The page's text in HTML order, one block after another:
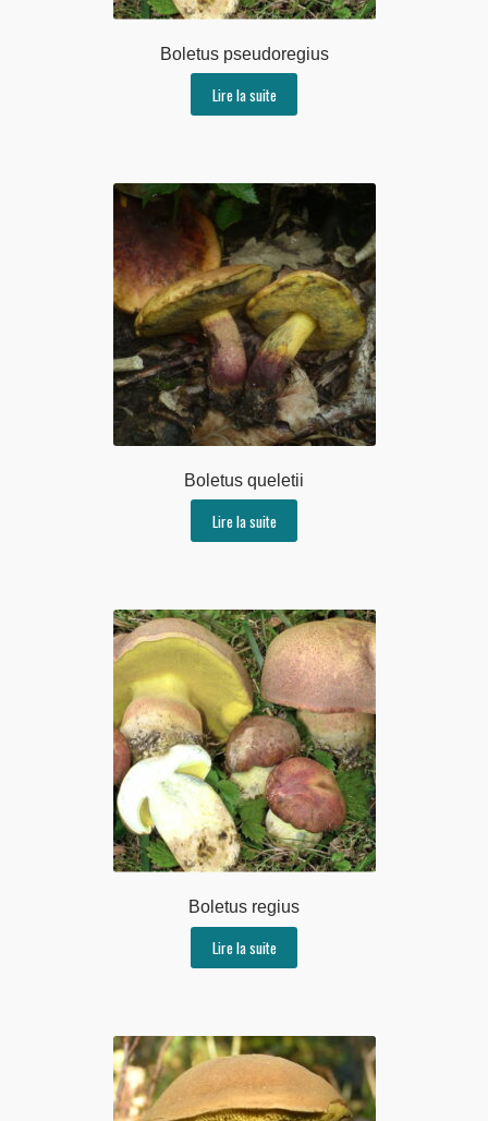
Boletus pseudoregius
Lire la suite
Boletus queletii
Lire la suite
Boletus regius
Lire la suite